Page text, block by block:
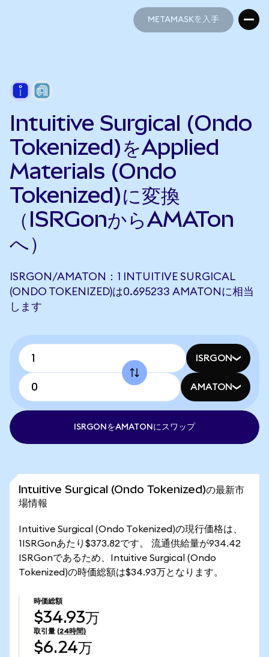
METAMASKを入手
Intuitive Surgical (Ondo
Tokenized)をApplied
Materials (Ondo
Tokenized)に変換
（ISRGonからAMATon
へ）
ISRGON/AMATON：1 INTUITIVE SURGICAL
(ONDO TOKENIZED)は0.695233 AMATONに相当
します
ISRGON
AMATON
ISRGONをAMATONにスワップ
Intuitive Surgical (Ondo Tokenized)の最新市
場情報
Intuitive Surgical (Ondo Tokenized)の現行価格は、
1ISRGonあたり$373.82です。 流通供給量が934.42
ISRGonであるため、Intuitive Surgical (Ondo
Tokenized)の時価総額は$34.93万となります。
時価総額
$34.93万
取引量 (24時間)
$6.24万